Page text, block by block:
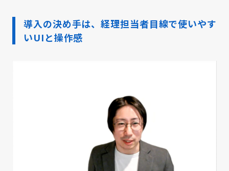
導入の決め手は、経理担当者目線で使いやす
いUIと操作感